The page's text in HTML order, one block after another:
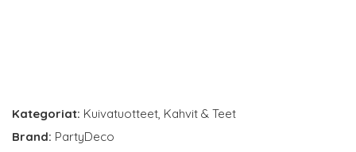
Kategoriat: Kuivatuotteet, Kahvit & Teet
Brand: PartyDeco